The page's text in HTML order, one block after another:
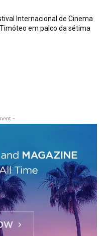
Internacional de Cinema
em palco da sétima
-